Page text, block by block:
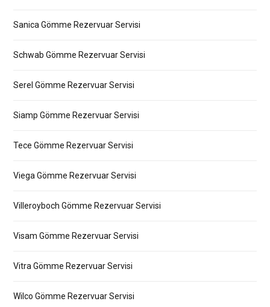
Sanica Gömme Rezervuar Servisi
Schwab Gömme Rezervuar Servisi
Serel Gömme Rezervuar Servisi
Siamp Gömme Rezervuar Servisi
Tece Gömme Rezervuar Servisi
Viega Gömme Rezervuar Servisi
Villeroyboch Gömme Rezervuar Servisi
Visam Gömme Rezervuar Servisi
Vitra Gömme Rezervuar Servisi
Wilco Gömme Rezervuar Servisi